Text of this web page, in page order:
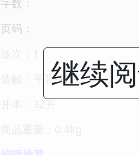
字数：
页码：
装帧：平装-胶订
开本：32开
继续